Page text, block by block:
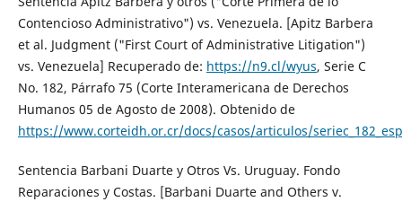
Contencioso Administrativo") vs. Venezuela. [Apitz Barbera
et al. Judgment ("First Court of Administrative Litigation")
vs. Venezuela] Recuperado de: https://n9.cl/wyus, Serie C
No. 182, Párrafo 75 (Corte Interamericana de Derechos
Humanos 05 de Agosto de 2008). Obtenido de
https://www.corteidh.or.cr/docs/casos/articulos/
Sentencia Barbani Duarte y Otros Vs. Uruguay. Fondo
Reparaciones y Costas. [Barbani Duarte and Others v.